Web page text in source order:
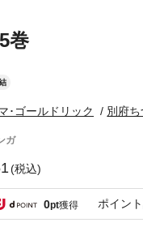
巻
･ゴールドリック 別府
ガ
(税込)
0pt獲得 ポイン